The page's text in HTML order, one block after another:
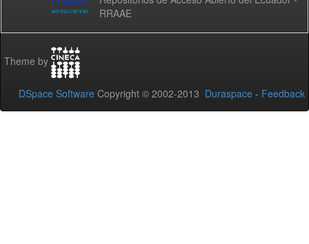
RRAAE
Theme by
DSpace Software Copyright © 2002-2013 Duraspace - Feedback